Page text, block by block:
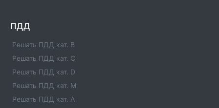
Список единых агентов в населенном пункте -
Единые агенты в городе Мамадыш. Адреса,
телефоны, услуги , отзывы
Список единых агентов в населенном пункте -
Единые агенты в городе Лениногорск. Адреса,
ПДД
Решать ПДД кат. B
Решать ПДД кат. C
Решать ПДД кат. D
Решать ПДД кат. M
Решать ПДД кат. A